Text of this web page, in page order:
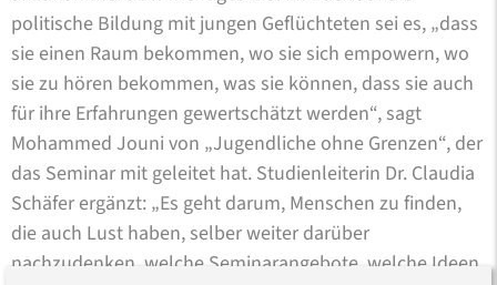
politische Bildung mit jungen Geflüchteten sei es, „dass
sie einen Raum bekommen, wo sie sich empowern, wo
sie zu hören bekommen, was sie können, dass sie auch
für ihre Erfahrungen gewertschätzt werden“, sagt
Mohammed Jouni von „Jugendliche ohne Grenzen“, der
das Seminar mit geleitet hat. Studienleiterin Dr. Claudia
Schäfer ergänzt: „Es geht darum, Menschen zu finden,
die auch Lust haben, selber weiter darüber
nachzudenken, welche Seminarangebote, welche Ideen,